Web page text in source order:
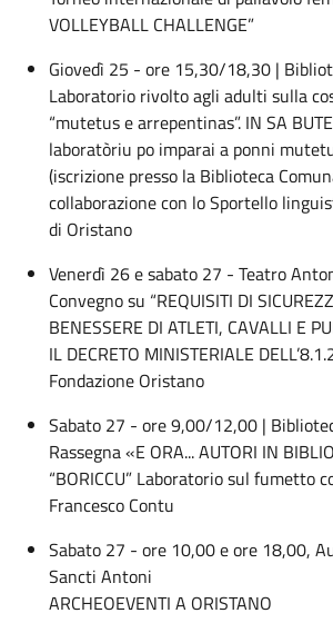
VOLLEYBALL CHALLENGE”
Giovedì 25 - ore 15,30/18,30 |
Laboratorio rivolto agli adulti sulla
“mutetus e arrepentinas”. IN SA
laboratòriu po imparai a ponni
(iscrizione presso la Biblioteca
collaborazione con lo Sportello
di Oristano
Venerdì 26 e sabato 27 - Teatro
Convegno su “REQUISITI DI
BENESSERE DI ATLETI, CAVALLI E
IL DECRETO MINISTERIALE
Fondazione Oristano
Sabato 27 - ore 9,00/12,00 |
Rassegna «E ORA... AUTORI IN
“BORICCU” Laboratorio sul fumetto
Francesco Contu
Sabato 27 - ore 10,00 e ore 18,00,
Sancti Antoni
ARCHEOEVENTI A ORISTANO